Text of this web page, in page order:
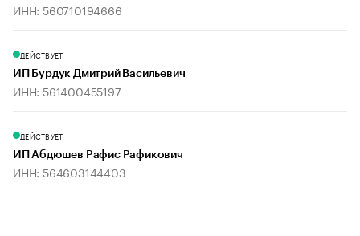
ИНН: 560710194666
ДЕЙСТВУЕТ
ИП Бурдук Дмитрий Васильевич
ИНН: 561400455197
ДЕЙСТВУЕТ
ИП Абдюшев Рафис Рафикович
ИНН: 564603144403